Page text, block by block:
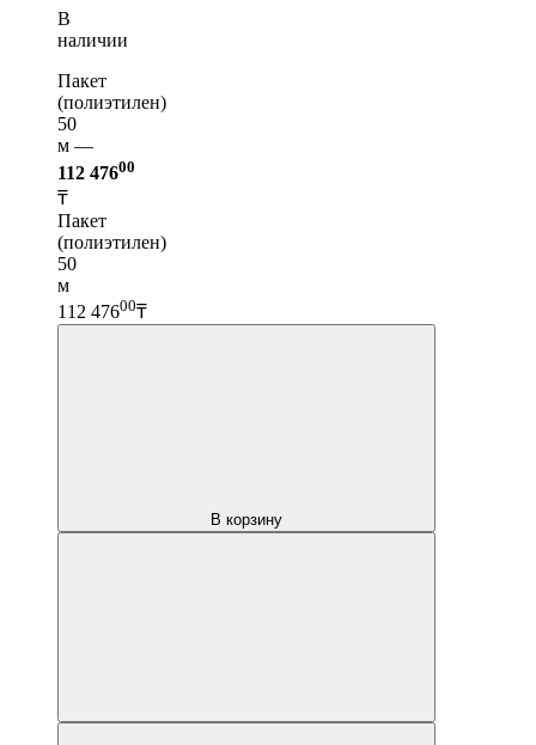
В
наличии
Пакет
(полиэтилен)
50
м —
112 47600
₸
Пакет
(полиэтилен)
50
м
112 47600₸
В корзину